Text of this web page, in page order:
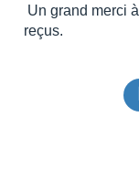
Un grand merci
reçus.